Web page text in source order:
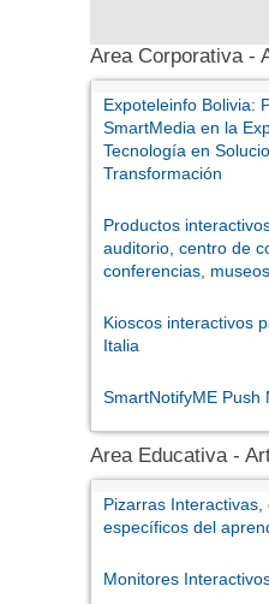
Area Corporativa -
Expoteleinfo Bolivia:
SmartMedia en la
Tecnología en
Transformación
Productos
auditorio, centro de
conferencias,
Kioscos interactivos
Italia
SmartNotifyME Push
Area Educativa -
Pizarras
específicos del
Monitores